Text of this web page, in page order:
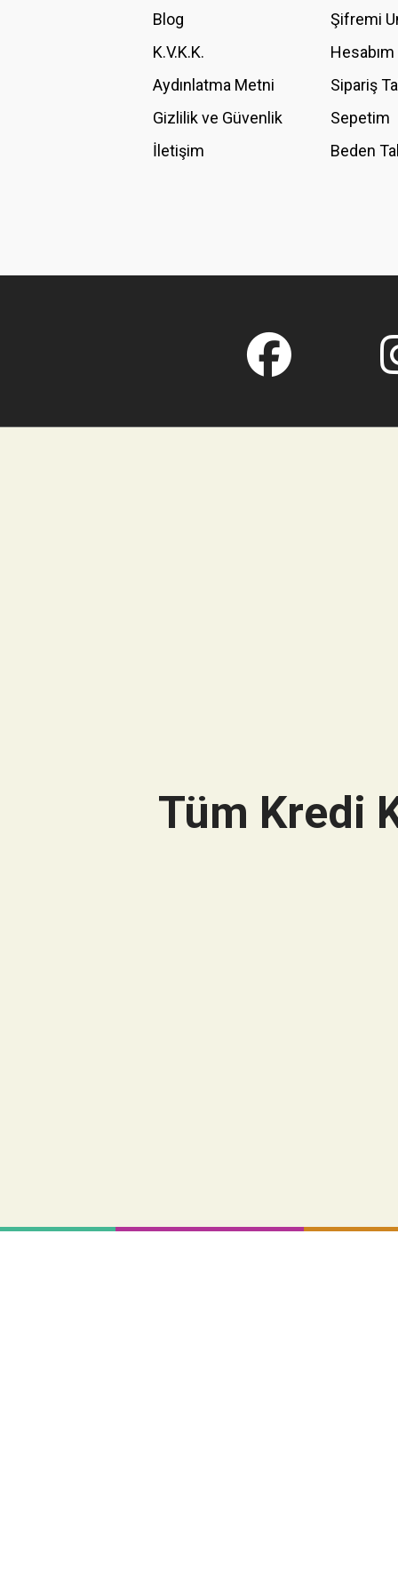
Ürün fiyatı diğer sitelerden daha pahalı.
Bu ürüne benzer farklı alternatifler olmalı.
Blog
K.V.K.K.
Aydınlatma Metni
Gizlilik ve Güvenlik
İletişim
Şifremi
Hesabım
Sipariş
Sepetim
Beden
Tüm Kredi